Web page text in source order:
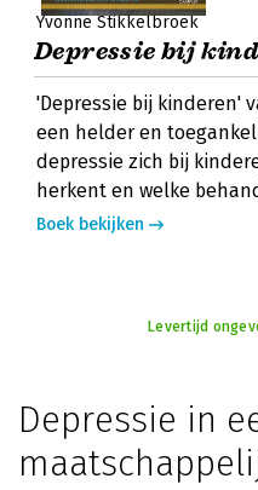
Yvonne Stikkelbroek
Depressie bij
'Depressie bij kinderen'
een helder en
depressie zich bij
herkent en welke
Boek bekijken
Levertijd
Depressie in